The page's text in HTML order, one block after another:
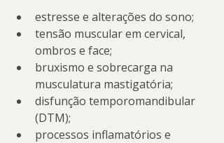
estresse e alterações do sono;
tensão muscular em cervical,
ombros e face;
bruxismo e sobrecarga na
musculatura mastigatória;
disfunção temporomandibular
(DTM);
processos inflamatórios e